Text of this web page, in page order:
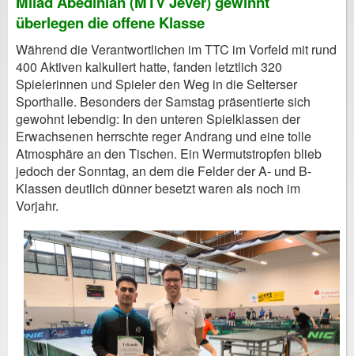
überlegen die offene Klasse
Während die Verantwortlichen im TTC im Vorfeld mit rund
400 Aktiven kalkuliert hatte, fanden letztlich 320
Spielerinnen und Spieler den Weg in die Selterser
Sporthalle. Besonders der Samstag präsentierte sich
gewohnt lebendig: In den unteren Spielklassen der
Erwachsenen herrschte reger Andrang und eine tolle
Atmosphäre an den Tischen. Ein Wermutstropfen blieb
jedoch der Sonntag, an dem die Felder der A- und B-
Klassen deutlich dünner besetzt waren als noch im
Vorjahr.